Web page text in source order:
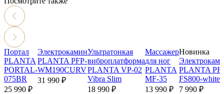
Портал
PLANTA
PORTAL-
075BR
25 990 ₽
Электрокамин
PLANTA PFP-
WM190CURV
31 990 ₽
Ультратонкая
виброплатформа
PLANTA VP-02
Vibra Slim
18 990 ₽
Массажер
для ног
PLANTA
MF-35
13 990 ₽
Новинка
PLANTA
FS800-white
7 990 ₽